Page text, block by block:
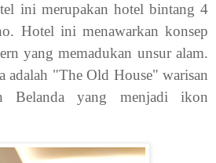
ini merupakan hotel bintang 4
Hotel ini menawarkan konsep
yang memadukan unsur alam.
adalah "The Old House" warisan
Belanda yang menjadi ikon